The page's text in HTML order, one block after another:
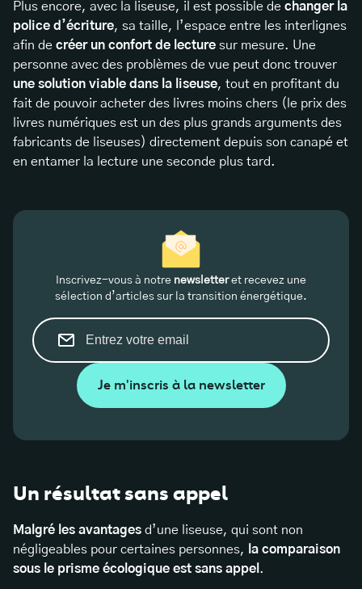
Plus encore, avec la liseuse, il est possible de changer la
police d’écriture, sa taille, l’espace entre les interlignes
afin de créer un confort de lecture sur mesure. Une
personne avec des problèmes de vue peut donc trouver
une solution viable dans la liseuse, tout en profitant du
fait de pouvoir acheter des livres moins chers (le prix des
livres numériques est un des plus grands arguments des
fabricants de liseuses) directement depuis son canapé et
en entamer la lecture une seconde plus tard.
Inscrivez-vous à notre newsletteret recevez une
sélection d’articles sur la transition énergétique.
Je m'inscris à la newsletter
Un résultat sans appel
Malgré les avantages d’une liseuse, qui sont non
négligeables pour certaines personnes,
la comparaison
sous le prisme écologique est sans appel .